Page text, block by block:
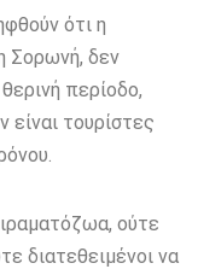
ότι η
Σορωνή, δεν
περίοδο,
είναι τουρίστες
ούτε
διατεθειμένοι να